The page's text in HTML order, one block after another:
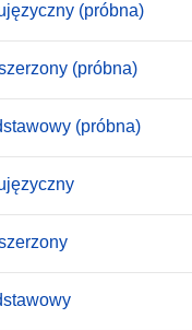
(próbna)
(próbna)
(próbna)